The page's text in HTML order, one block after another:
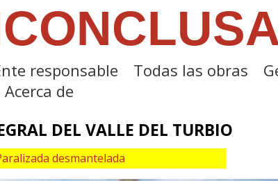
responsable Todas las obras
Acerca de
DEL VALLE DEL TURBIO
desmantelada